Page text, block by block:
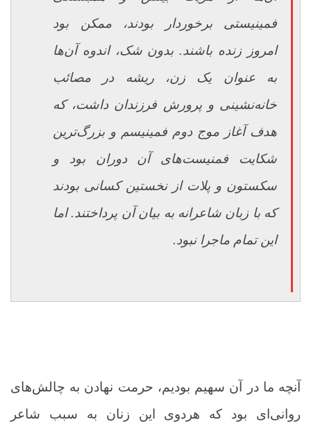
فمینیستی برخوردار بودند، ممکن بود
امروز زنده باشند. بدون شک، اندوه آن‌ها
به عنوان یک زن، ریشه در مصائب
خانه‌نشینی و پرورش فرزندان داشت، که
هدف آغاز موج دوم فمینیسم و بزرگ‌ترین
شکایت فمنیست‌های آن دوران بود و
سکستون و پلات از نخستین کسانی بودند
که با زبان شاعرانه به بیان آن پرداختند. اما
این تمام ماجرا نبود.
آنچه ما در آن سهیم بودیم، حرمت نهادن به چالش‌های
روانی‌ای بود که هردوی این زنان به سبب شاعر